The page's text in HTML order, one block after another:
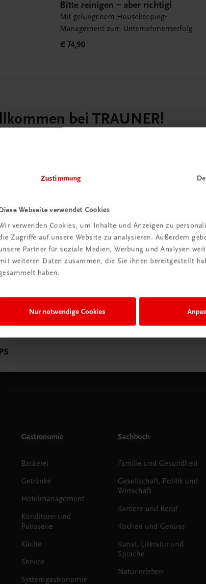
Zustimmung
Webseite verwendet Cookies
verwenden Cookies, um Inhalte und Anzeigen zu
Zugriffe auf unsere Website zu analysieren. Außerdem
Partner für soziale Medien, Werbung und Analysen
weiteren Daten zusammen, die Sie ihnen bereitgestellt
haben.
Nur notwendige Cookies
Bitte reinigen – aber richtig!
Mit gelungenem Housekeeping-
Management zum Unternehmenserfolg
€ 74,90
bei TRAUNER!
75
die
für
TRAUNER Verlag
Köglstraße 14 |
Österreich/Austria
Tel.:
+43 732 778241
mehr erfahren
Gastronomie
Bäckerei
Getränke
Hotelmanagement
Konditorei und
Patisserie
Küche
Service
Systemgastronomie
Sachbuch
Familie und Gesundheit
Gesellschaft, Politik und
Wirtschaft
Karriere und Beruf
Kochen und Genuss
Kunst, Literatur und
Sprache
Natur erleben